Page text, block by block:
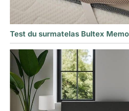
Test du surmatelas Bultex